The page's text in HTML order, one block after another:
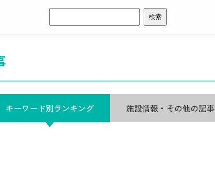
索:
キーワード別ランキング 施設情報・その他の記事